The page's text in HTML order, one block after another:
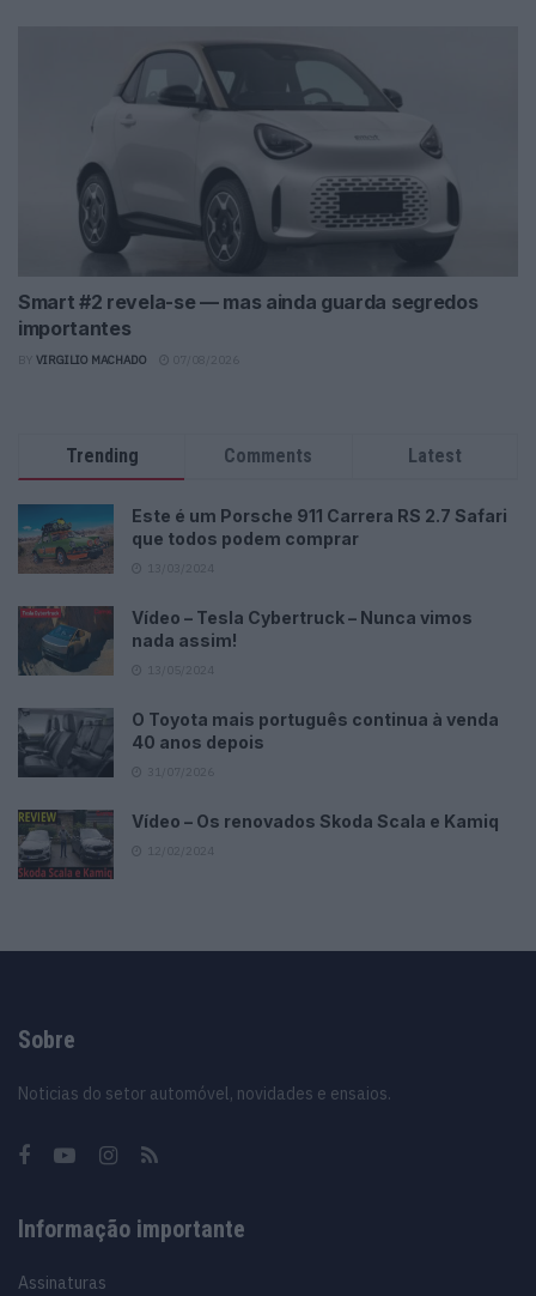
Smart #2 revela-se — mas ainda guarda segredos
importantes
VIRGILIO MACHADO
Trending Comments Latest
Este é um Porsche 911 Carrera RS 2.7 Safari
que todos podem comprar
Vídeo – Tesla Cybertruck – Nunca vimos
nada assim!
O Toyota mais português continua à venda
40 anos depois
Vídeo – Os renovados Skoda Scala e Kamiq
Sobre
Noticias do setor automóvel, novidades e ensaios.
Informação importante
Assinaturas